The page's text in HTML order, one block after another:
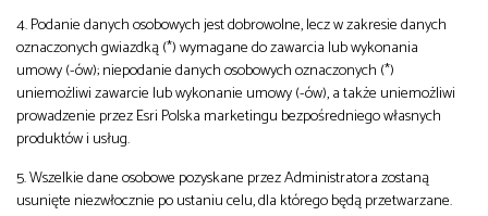
4. Podanie danych osobowych jest dobrowolne, lecz w zakresie danych
oznaczonych gwiazdką (*) wymagane do zawarcia lub wykonania
umowy (-ów); niepodanie danych osobowych oznaczonych (*)
uniemożliwi zawarcie lub wykonanie umowy (-ów), a także uniemożliwi
prowadzenie przez Esri Polska marketingu bezpośredniego własnych
produktów i usług.
5. Wszelkie dane osobowe pozyskane przez Administratora zostaną
usunięte niezwłocznie po ustaniu celu, dla którego będą przetwarzane.